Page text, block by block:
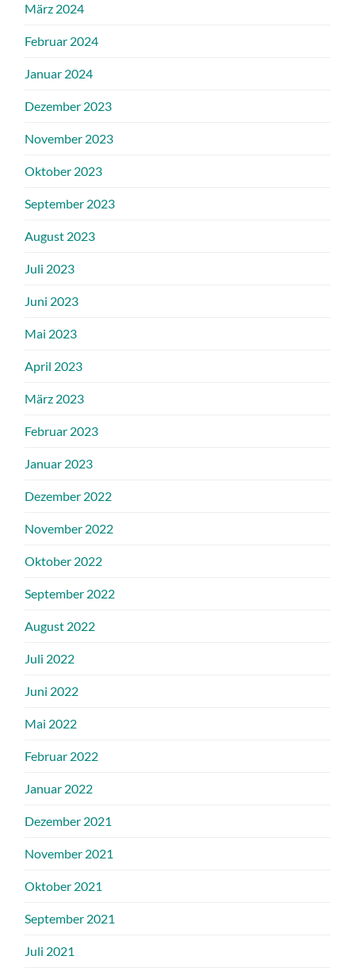
März 2024
Februar 2024
Januar 2024
Dezember 2023
November 2023
Oktober 2023
September 2023
August 2023
Juli 2023
Juni 2023
Mai 2023
April 2023
März 2023
Februar 2023
Januar 2023
Dezember 2022
November 2022
Oktober 2022
September 2022
August 2022
Juli 2022
Juni 2022
Mai 2022
Februar 2022
Januar 2022
Dezember 2021
November 2021
Oktober 2021
September 2021
Juli 2021